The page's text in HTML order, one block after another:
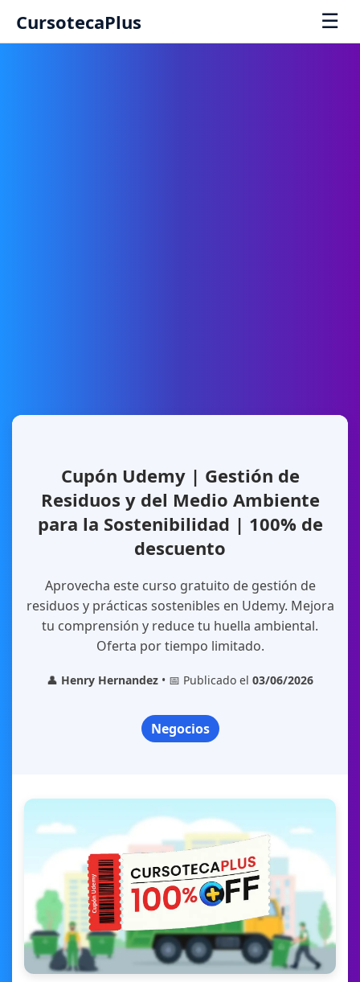
CursotecaPlus ☰
Cupón Udemy | Gestión de
Residuos y del Medio Ambiente
para la Sostenibilidad | 100% de
descuento
Aprovecha este curso gratuito de gestión de
residuos y prácticas sostenibles en Udemy. Mejora
tu comprensión y reduce tu huella ambiental.
Oferta por tiempo limitado.
👤 Henry Hernandez • 📅 Publicado el 03/06/2026
Negocios